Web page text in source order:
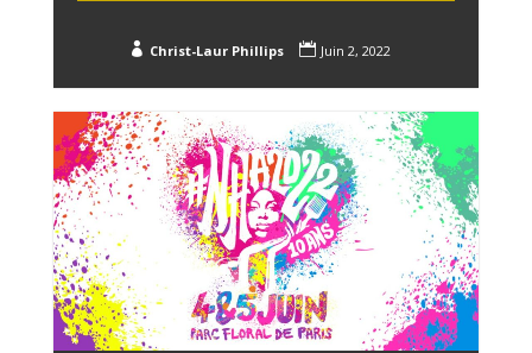
 Christ-Laur Phillips  Juin 2, 2022